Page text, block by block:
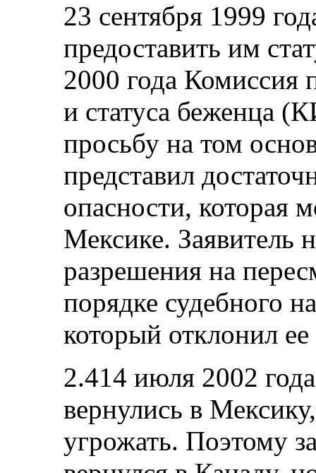
23 сентября 1999
предоставить им
2000 года Комиссия
и статуса беженца
просьбу на том
представил
опасности, которая
Мексике. Заявитель
разрешения на
порядке судебного
который отклонил
2.414 июля 2002
вернулись в
угрожать. Поэтому